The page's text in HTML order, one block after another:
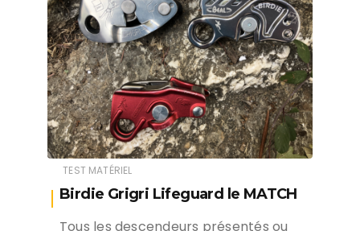
TEST MATÉRIEL
Birdie Grigri Lifeguard le MATCH
Tous les descendeurs présentés ou